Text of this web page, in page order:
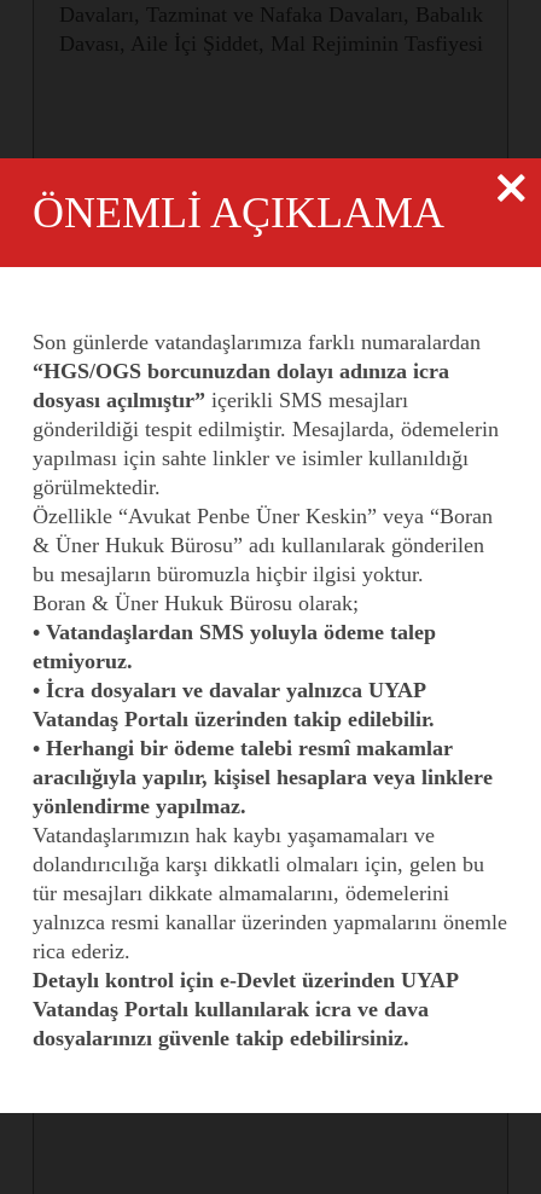
Davaları, Tazminat ve Nafaka Davaları, Babalık
Davası, Aile İçi Şiddet, Mal Rejiminin Tasfiyesi
SÖZLEŞME HUKUKU
Sözleşme Hazırlama ve İnceleme, Ortaklık
Sözleşmeleri, Mal Alımı Sözleşmeleri, Joint
Ventures, Franchise Sözleşmeleri
SİGORTA HUKUKU
Hasar Tespit ve Tazminat Davaları, Trafik
Kazasından Kaynaklanan Davalar, Sigorta
ÖNEMLİ AÇIKLAMA
Son günlerde vatandaşlarımıza farklı numaralardan
“HGS/OGS borcunuzdan dolayı adınıza icra
dosyası açılmıştır” içerikli SMS mesajları
gönderildiği tespit edilmiştir. Mesajlarda, ödemelerin
yapılması için sahte linkler ve isimler kullanıldığı
görülmektedir.
Özellikle “Avukat Penbe Üner Keskin” veya “Boran
& Üner Hukuk Bürosu” adı kullanılarak gönderilen
bu mesajların büromuzla hiçbir ilgisi yoktur.
Boran & Üner Hukuk Bürosu olarak;
• Vatandaşlardan SMS yoluyla ödeme talep
etmiyoruz.
• İcra dosyaları ve davalar yalnızca UYAP
Vatandaş Portalı üzerinden takip edilebilir.
• Herhangi bir ödeme talebi resmî makamlar
aracılığıyla yapılır, kişisel hesaplara veya linklere
yönlendirme yapılmaz.
Vatandaşlarımızın hak kaybı yaşamamaları ve
dolandırıcılığa karşı dikkatli olmaları için, gelen bu
tür mesajları dikkate almamalarını, ödemelerini
yalnızca resmi kanallar üzerinden yapmalarını önemle
rica ederiz.
Detaylı kontrol için e-Devlet üzerinden UYAP
Vatandaş Portalı kullanılarak icra ve dava
dosyalarınızı güvenle takip edebilirsiniz.